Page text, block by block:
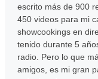
escrito más de 900
450 videos para mi
showcookings en
tenido durante 5
radio. Pero lo que
amigos, es mi gran